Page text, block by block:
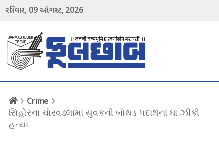
રવિવાર, 09ઑગસ્ટ, 2026
Crime
સિહોરના ચોરવડલામાં યુવકની બોથડ પદાર્થના ઘા ઝીંકી
હત્યા